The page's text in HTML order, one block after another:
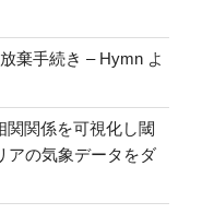
棄手続き – Hymn よ
関関係を可視化し閾
アの気象データをダ